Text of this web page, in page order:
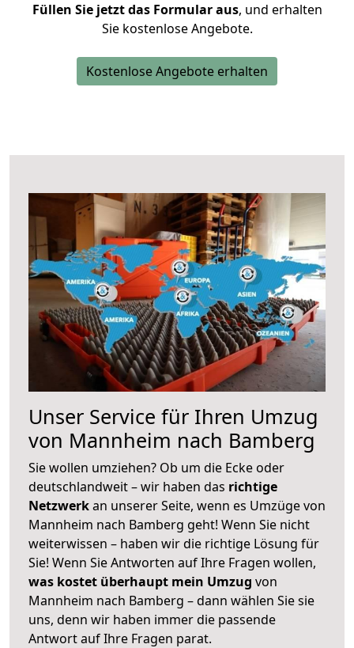
Füllen Sie jetzt das Formular aus, und erhalten
Sie kostenlose Angebote.
Kostenlose Angebote erhalten
Unser Service für Ihren Umzug
von Mannheim nach Bamberg
Sie wollen umziehen? Ob um die Ecke oder
deutschlandweit – wir haben das richtige
Netzwerkan unserer Seite, wenn es Umzüge von
Mannheim nach Bamberg geht! Wenn Sie nicht
weiterwissen – haben wir die richtige Lösung für
Sie! Wenn Sie Antworten auf Ihre Fragen wollen,
was kostet überhaupt mein Umzug von
Mannheim nach Bamberg – dann wählen Sie sie
uns, denn wir haben immer die passende
Antwort auf Ihre Fragen parat.